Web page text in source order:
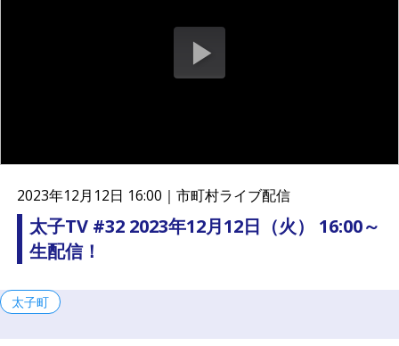
プ
2023年12月12日 16:00｜市町村ライブ配信
太子TV #32 2023年12月12日（火） 16:00～
生配信！
太子町